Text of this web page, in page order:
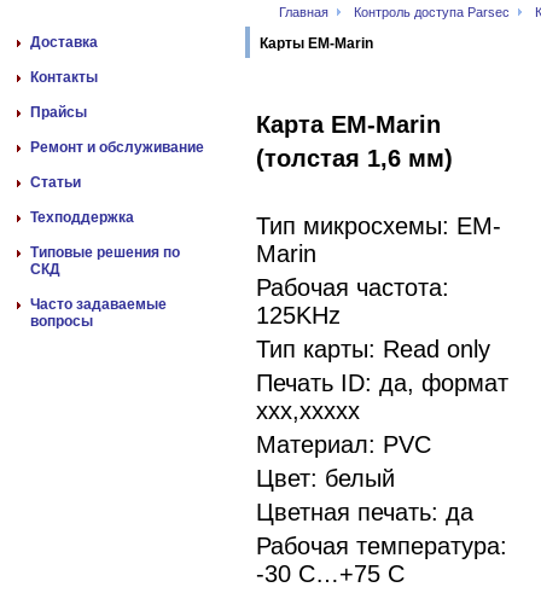
Главная Контроль доступа Parsec
Доставка
Контакты
Прайсы
Ремонт и обслуживание
Статьи
Техподдержка
Типовые решения по
СКД
Часто задаваемые
вопросы
Карты EM-Marin
Карта EM-Marin
(толстая 1,6 мм)
Тип микросхемы: EM-
Marin
Рабочая частота:
125KHz
Тип карты: Read only
Печать ID: да, формат
xxx,xxxxx
Материал: PVC
Цвет: белый
Цветная печать: да
Рабочая температура:
-30 С…+75 С